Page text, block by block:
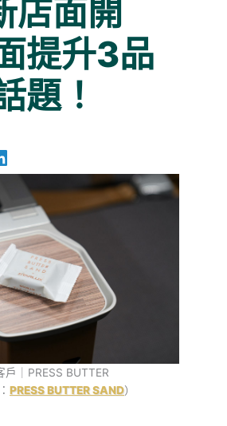
店面開
提升3品
題！
｜PRESS BUTTER
PRESS BUTTER SAND）